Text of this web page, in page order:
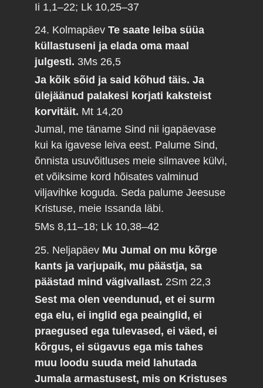
Ii 1,1–22; Lk 10,25–37
24. KolmapäevTe saate leiba süüa
küllastuseni ja elada oma maal
julgesti. 3Ms 26,5
Ja kõik sõid ja said kõhud täis. Ja
ülejäänud palakesi korjati kaksteist
korvitäit. Mt 14,20
Jumal, me täname Sind nii igapäevase
kui ka igavese leiva eest. Palume Sind,
õnnista usuvõitluses meie silmavee külvi,
et võiksime kord hõisates valminud
viljavihke koguda. Seda palume Jeesuse
Kristuse, meie Issanda läbi.
5Ms 8,11–18; Lk 10,38–42
25. Neljapäev Mu Jumal on mu kõrge
kants ja varjupaik, mu päästja, sa
päästad mind vägivallast. 2Sm 22,3
Sest ma olen veendunud, et ei surm
ega elu, ei inglid ega peainglid, ei
praegused ega tulevased, ei väed, ei
kõrgus, ei sügavus ega mis tahes
muu loodu suuda meid lahutada
Jumala armastusest, mis on Kristuses